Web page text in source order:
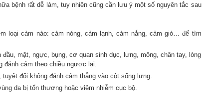
bệnh rất dễ làm, tuy nhiên cũng cần lưu ý một số nguyên tắc sau
loại cảm nào: cảm nóng, cảm lạnh, cảm nắng, cảm gió… để tìm
mặt, ngực, bụng, cơ quan sinh dục, lưng, mông, chân tay, lòng
đánh cảm theo chiều ngược lại.
đối không đánh cảm thẳng vào cột sống lưng.
da bị tổn thương hoặc viêm nhiễm cục bộ.